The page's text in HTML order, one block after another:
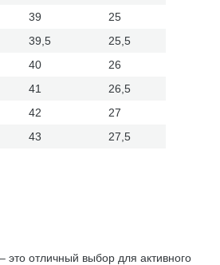
39
25
39,5
25,5
40
26
41
26,5
42
27
43
27,5
это отличный выбор для активного